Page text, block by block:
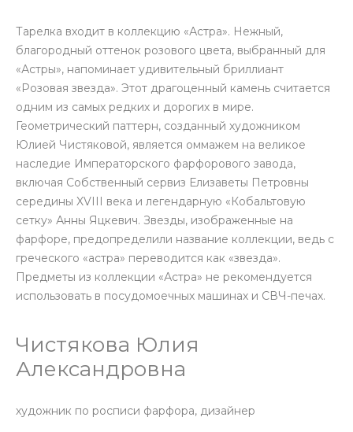
Тарелка входит в коллекцию «Астра». Нежный,
благородный оттенок розового цвета, выбранный для
«Астры», напоминает удивительный бриллиант
«Розовая звезда». Этот драгоценный камень считается
одним из самых редких и дорогих в мире.
Геометрический паттерн, созданный художником
Юлией Чистяковой, является оммажем на великое
наследие Императорского фарфорового завода,
включая Собственный сервиз Елизаветы Петровны
середины XVIII века и легендарную «Кобальтовую
сетку» Анны Яцкевич. Звезды, изображенные на
фарфоре, предопределили название коллекции, ведь с
греческого «астра» переводится как «звезда».
Предметы из коллекции «Астра» не рекомендуется
использовать в посудомоечных машинах и СВЧ-печах.
Чистякова Юлия
Александровна
художник по росписи фарфора, дизайнер